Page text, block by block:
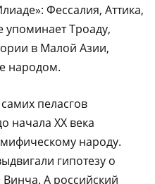
Фессалия, Аттика,
упоминает Троаду,
в Малой Азии,
народом.
пеласгов
начала ХХ века
народу.
гипотезу о
Винча. А российский